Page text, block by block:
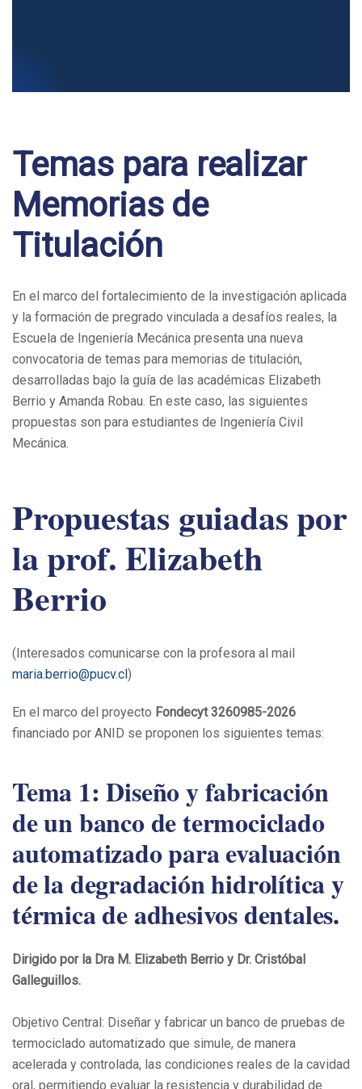
Temas para realizar
Memorias de
Titulación
En el marco del fortalecimiento de la investigación aplicada
y la formación de pregrado vinculada a desafíos reales, la
Escuela de Ingeniería Mecánica presenta una nueva
convocatoria de temas para memorias de titulación,
desarrolladas bajo la guía de las académicas Elizabeth
Berrio y Amanda Robau. En este caso, las siguientes
propuestas son para estudiantes de Ingeniería Civil
Mecánica.
Propuestas guiadas por
la prof. Elizabeth
Berrio
(Interesados comunicarse con la profesora al mail
maria.berrio@pucv.cl )
En el marco del proyecto Fondecyt 3260985-2026
financiado por ANID se proponen los siguientes temas:
Tema 1: Diseño y fabricación
de un banco de termociclado
automatizado para evaluación
de la degradación hidrolítica y
térmica de adhesivos dentales.
Dirigido por la Dra M. Elizabeth Berrio y Dr. Cristóbal
Galleguillos.
Objetivo Central: Diseñar y fabricar un banco de pruebas de
termociclado automatizado que simule, de manera
acelerada y controlada, las condiciones reales de la cavidad
oral, permitiendo evaluar la resistencia y durabilidad de
navigation